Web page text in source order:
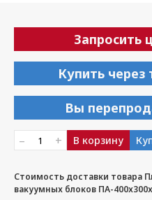
Запросить
Купить через
Вы
– + В корзину
Стоимость доставки товара
вакуумных блоков ПА-